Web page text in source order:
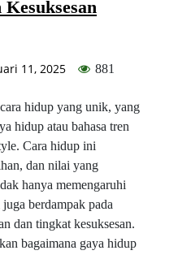
11, 2025 881
hidup yang unik, yang
hidup atau bahasa tren
Cara hidup ini
dan nilai yang
hanya memengaruhi
berdampak pada
dan tingkat kesuksesan.
bagaimana gaya hidup